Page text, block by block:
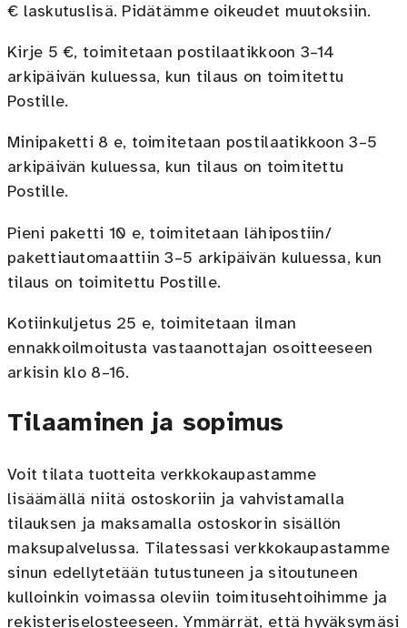
€ laskutuslisä. Pidätämme oikeudet muutoksiin.
Kirje 5 €, toimitetaan postilaatikkoon 3–14
arkipäivän kuluessa, kun tilaus on toimitettu
Postille.
Minipaketti 8 e, toimitetaan postilaatikkoon 3–5
arkipäivän kuluessa, kun tilaus on toimitettu
Postille.
Pieni paketti 10 e, toimitetaan lähipostiin/
pakettiautomaattiin 3–5 arkipäivän kuluessa, kun
tilaus on toimitettu Postille.
Kotiinkuljetus 25 e, toimitetaan ilman
ennakkoilmoitusta vastaanottajan osoitteeseen
arkisin klo 8–16.
Tilaaminen ja sopimus
Voit tilata tuotteita verkkokaupastamme
lisäämällä niitä ostoskoriin ja vahvistamalla
tilauksen ja maksamalla ostoskorin sisällön
maksupalvelussa. Tilatessasi verkkokaupastamme
sinun edellytetään tutustuneen ja sitoutuneen
kulloinkin voimassa oleviin toimitusehtoihimme ja
rekisteriselosteeseen. Ymmärrät, että hyväksymäsi